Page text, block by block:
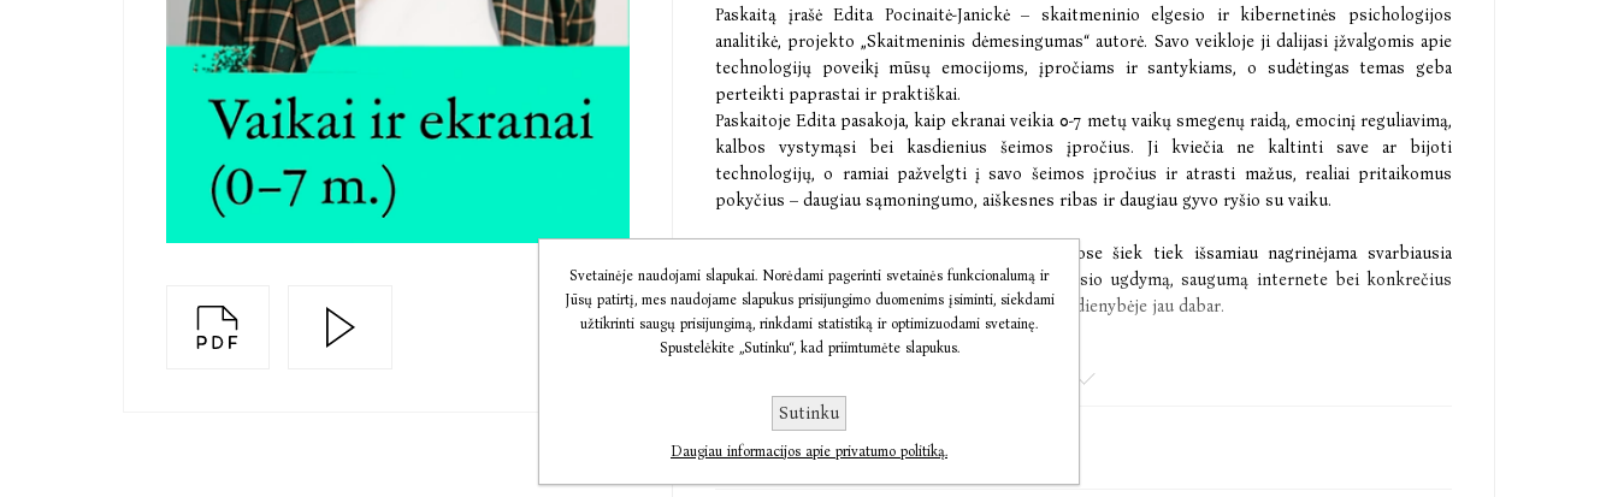
Paskaitą įrašė Edita Pocinaitė-Janickė – skaitmeninio elgesio ir kibernetinės psichologijos
analitikė, projekto „Skaitmeninis dėmesingumas“ autorė. Savo veikloje ji dalijasi įžvalgomis apie
technologijų poveikį mūsų emocijoms, įpročiams ir santykiams, o sudėtingas temas geba
perteikti paprastai ir praktiškai.
Paskaitoje Edita pasakoja, kaip ekranai veikia 0-7 metų vaikų smegenų raidą, emocinį reguliavimą,
kalbos vystymąsi bei kasdienius šeimos įpročius. Ji kviečia ne kaltinti save ar bijoti
technologijų, o ramiai pažvelgti į savo šeimos įpročius ir atrasti mažus, realiai pritaikomus
pokyčius – daugiau sąmoningumo, aiškesnes ribas ir daugiau gyvo ryšio su vaiku.
Prie paskaitos rasite pridėtas skaidres, kuriose šiek tiek išsamiau nagrinėjama svarbiausia
informacija apie ekranų poveikį vaikams, dėmesio ugdymą, saugumą internete bei konkrečius
principus, kuriuos galima pritaikyti šeimos kasdienybėje jau dabar.
instagram.com/skaitmeninis_demesingumas/
skaitmeninisdemesingumas.substack.com
€0,00
Svetainėje naudojami slapukai. Norėdami pagerinti svetainės funkcionalumą ir
Jūsų patirtį, mes naudojame slapukus prisijungimo duomenims įsiminti, siekdami
užtikrinti saugų prisijungimą, rinkdami statistiką ir optimizuodami svetainę.
Spustelėkite „Sutinku“, kad priimtumėte slapukus.
Sutinku
Daugiau informacijos apie privatumo politiką.